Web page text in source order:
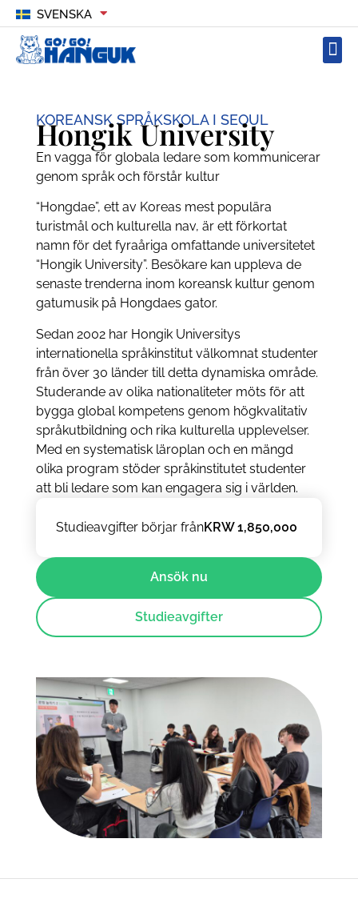
SVENSKA
KOREANSK SPRÅKSKOLA I SEOUL
Hongik University
En vagga för globala ledare som kommunicerar
genom språk och förstår kultur
“Hongdae”, ett av Koreas mest populära
turistmål och kulturella nav, är ett förkortat
namn för det fyraåriga omfattande universitetet
“Hongik University”. Besökare kan uppleva de
senaste trenderna inom koreansk kultur genom
gatumusik på Hongdaes gator.
Sedan 2002 har Hongik Universitys
internationella språkinstitut välkomnat studenter
från över 30 länder till detta dynamiska område.
Studerande av olika nationaliteter möts för att
bygga global kompetens genom högkvalitativ
språkutbildning och rika kulturella upplevelser.
Med en systematisk läroplan och en mängd
olika program stöder språkinstitutet studenter
att bli ledare som kan engagera sig i världen.
Studieavgifter börjar frånKRW 1,850,000
Ansök nu
Studieavgifter